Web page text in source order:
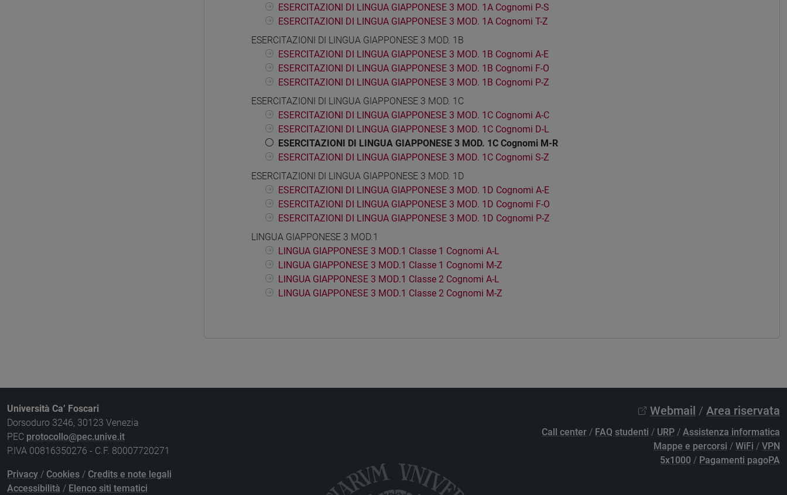
ESERCITAZIONI DI LINGUA GIAPPONESE 3 MOD. 1A Cognomi P-S
ESERCITAZIONI DI LINGUA GIAPPONESE 3 MOD. 1A Cognomi T-Z
ESERCITAZIONI DI LINGUA GIAPPONESE 3 MOD. 1B
ESERCITAZIONI DI LINGUA GIAPPONESE 3 MOD. 1B Cognomi A-E
ESERCITAZIONI DI LINGUA GIAPPONESE 3 MOD. 1B Cognomi F-O
ESERCITAZIONI DI LINGUA GIAPPONESE 3 MOD. 1B Cognomi P-Z
ESERCITAZIONI DI LINGUA GIAPPONESE 3 MOD. 1C
ESERCITAZIONI DI LINGUA GIAPPONESE 3 MOD. 1C Cognomi A-C
ESERCITAZIONI DI LINGUA GIAPPONESE 3 MOD. 1C Cognomi D-L
ESERCITAZIONI DI LINGUA GIAPPONESE 3 MOD. 1C Cognomi M-R
ESERCITAZIONI DI LINGUA GIAPPONESE 3 MOD. 1C Cognomi S-Z
ESERCITAZIONI DI LINGUA GIAPPONESE 3 MOD. 1D
ESERCITAZIONI DI LINGUA GIAPPONESE 3 MOD. 1D Cognomi A-E
ESERCITAZIONI DI LINGUA GIAPPONESE 3 MOD. 1D Cognomi F-O
ESERCITAZIONI DI LINGUA GIAPPONESE 3 MOD. 1D Cognomi P-Z
LINGUA GIAPPONESE 3 MOD.1
LINGUA GIAPPONESE 3 MOD.1 Classe 1 Cognomi A-L
LINGUA GIAPPONESE 3 MOD.1 Classe 1 Cognomi M-Z
LINGUA GIAPPONESE 3 MOD.1 Classe 2 Cognomi A-L
LINGUA GIAPPONESE 3 MOD.1 Classe 2 Cognomi M-Z
Università Ca’ Foscari
Dorsoduro 3246, 30123 Venezia
PEC protocollo@pec.unive.it
P.IVA 00816350276 - C.F. 80007720271
Privacy / Cookies / Credits e note legali
Accessibilità / Elenco siti tematici
Webmail / Area riservata
Call center / FAQ studenti / URP / Assistenza informatica
Mappe e percorsi / WiFi / VPN
5x1000 / Pagamenti pagoPA